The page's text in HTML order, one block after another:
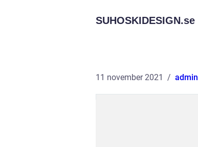
SUHOSKIDESIGN.se
11 november 2021 admin